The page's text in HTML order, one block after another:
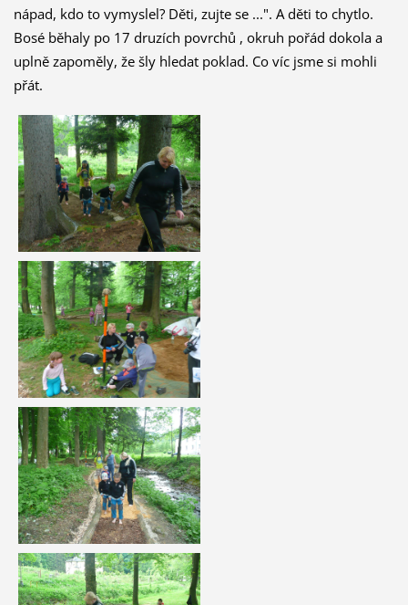
nápad, kdo to vymyslel? Děti, zujte se ...". A děti to chytlo.
Bosé běhaly po 17 druzích povrchů , okruh pořád dokola a
uplně zapoměly, že šly hledat poklad. Co víc jsme si mohli
přát.